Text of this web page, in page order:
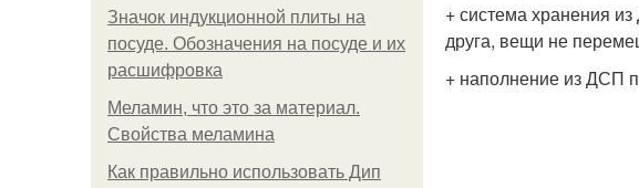
Значок индукционной плиты на
посуде. Обозначения на посуде и их
расшифровка
Меламин, что это за материал.
Свойства меламина
Как правильно использовать Дип
+ система хранения
друга, вещи не
+ наполнение из ДСП